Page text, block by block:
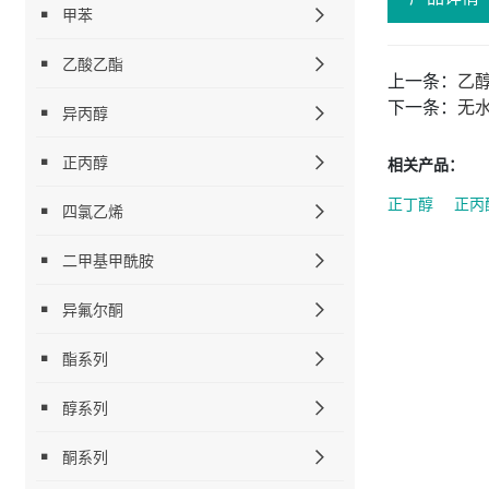
甲苯
乙酸乙酯
异丙醇
正丙醇
四氯乙烯
二甲基甲酰胺
异氟尔酮
酯系列
醇系列
酮系列
上一条： 乙
下一条： 无
相关产品：
正丁醇
正丙